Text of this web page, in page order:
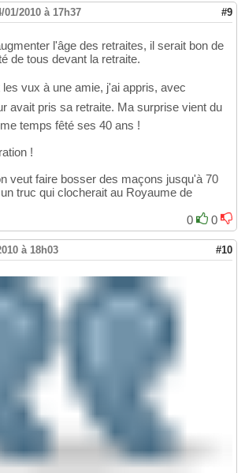
01/2010 à 17h37 #9
l'âge des retraites, il serait bon de
de tous devant la retraite.
vux à une amie, j'ai appris, avec
avait pris sa retraite. Ma surprise vient du
temps fêté ses 40 ans !
!
veut faire bosser des maçons jusqu'à 70
truc qui clocherait au Royaume de
0
0
à 18h03 #10